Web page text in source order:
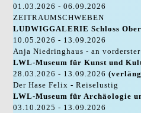
01.03.2026 - 06.09.2026
ZEITRAUMSCHWEBEN
LUDWIGGALERIE Schloss
10.05.2026 - 13.09.2026
Anja Niedringhaus - an
LWL-Museum für Kunst und
28.03.2026 - 13.09.2026
Der Hase Felix - Reiselustig
LWL-Museum für Archäologie
03.10.2025 - 13.09.2026